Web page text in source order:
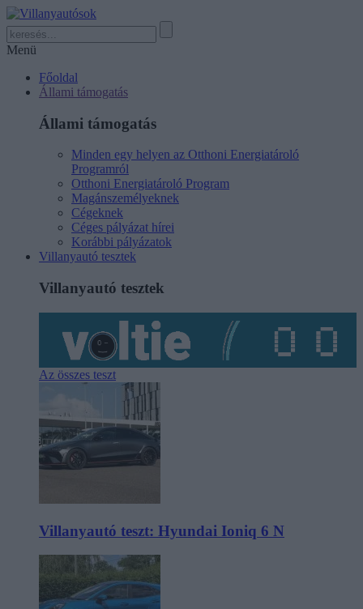
Menü
Főoldal
Állami támogatás
Állami támogatás
Minden egy helyen az Otthoni Energiatároló
Programról
Otthoni Energiatároló Program
Magánszemélyeknek
Cégeknek
Céges pályázat hírei
Korábbi pályázatok
Villanyautó tesztek
Villanyautó tesztek
Az összes teszt
Villanyautó teszt: Hyundai Ioniq 6 N